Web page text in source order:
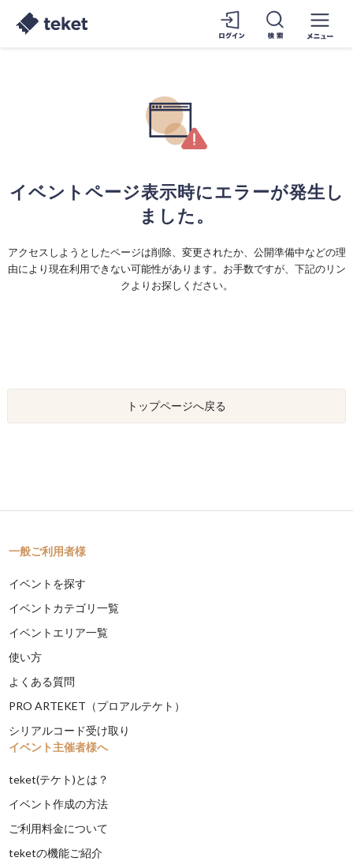
イベントページ表示時にエラーが発生し
ました。
アクセスしようとしたページは削除、変更されたか、公開準備中などの理
由により現在利用できない可能性があります。お手数ですが、下記のリン
クよりお探しください。
トップページへ戻る
一般ご利用者様
イベントを探す
イベントカテゴリ一覧
イベントエリア一覧
使い方
よくある質問
PRO ARTEKET（プロアルテケト）
シリアルコード受け取り
イベント主催者様へ
teket(テケト)とは？
イベント作成の方法
ご利用料金について
teketの機能ご紹介